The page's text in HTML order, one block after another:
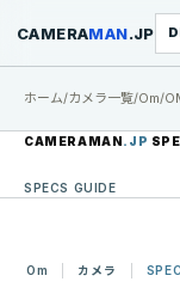
CAMERAMAN.JP
ホーム/カメラ一覧/Om/
CAMERAMAN.JP
SPECS GUIDE
Om カメラ